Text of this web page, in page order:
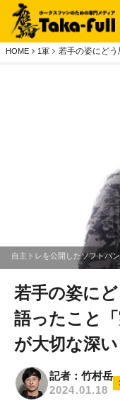
HOME 1軍 若手の姿にど
自主トレを公開したソフトバ
若手の姿に
語ったこと
が大切な深
記者：竹村岳
2024.01.18